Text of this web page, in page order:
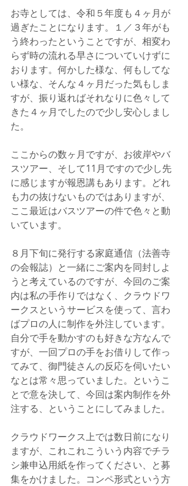
お寺としては、令和５年度も４ヶ月が
過ぎたことになります。１／３年がも
う終わったということですが、相変わ
らず時の流れる早さについていけずに
おります。何かした様な、何もしてな
い様な、そんな４ヶ月だった気もしま
すが、振り返ればそれなりに色々して
きた４ヶ月でしたので少し安心しまし
た。
ここからの数ヶ月ですが、お彼岸やバ
スツアー、そして11月ですので少し先
に感じますが報恩講もあります。どれ
も力の抜けないものではありますが、
ここ最近はバスツアーの件で色々と動
いています。
８月下旬に発行する家庭通信（法善寺
の会報誌）と一緒にご案内を同封しよ
うと考えているのですが、今回のご案
内は私の手作りではなく、クラウドワ
ークスというサービスを使って、言わ
ばプロの人に制作を外注しています。
自分で手を動かすのも好きな方なんで
すが、一回プロの手をお借りして作っ
てみて、御門徒さんの反応を伺いたい
なとは常々思っていました。というこ
とで意を決して、今回は案内制作を外
注する、ということにしてみました。
クラウドワークス上では数日前になり
ますが、これこれこういう内容でチラ
シ兼申込用紙を作ってください、と募
集をかけました。コンペ形式という方